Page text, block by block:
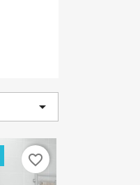

favorite_border